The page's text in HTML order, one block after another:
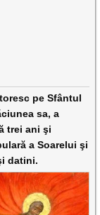
pe Sfântul
sa, a
trei ani şi
a Soarelui şi
datini.